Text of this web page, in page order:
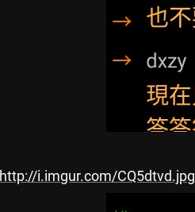
http://i.imgur.com/CQ5dtvd.jpg